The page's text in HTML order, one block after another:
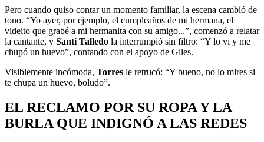
Pero cuando quiso contar un momento familiar, la escena cambió de
tono. “Yo ayer, por ejemplo, el cumpleaños de mi hermana, el
videito que grabé a mi hermanita con su amigo...”, comenzó a relatar
la cantante, y Santi Talledo la interrumpió sin filtro: “Y lo vi y me
chupó un huevo”, contando con el apoyo de Giles.
Visiblemente incómoda, Torres le retrucó: “Y bueno, no lo mires si
te chupa un huevo, boludo”.
EL RECLAMO POR SU ROPA Y LA
BURLA QUE INDIGNÓ A LAS REDES